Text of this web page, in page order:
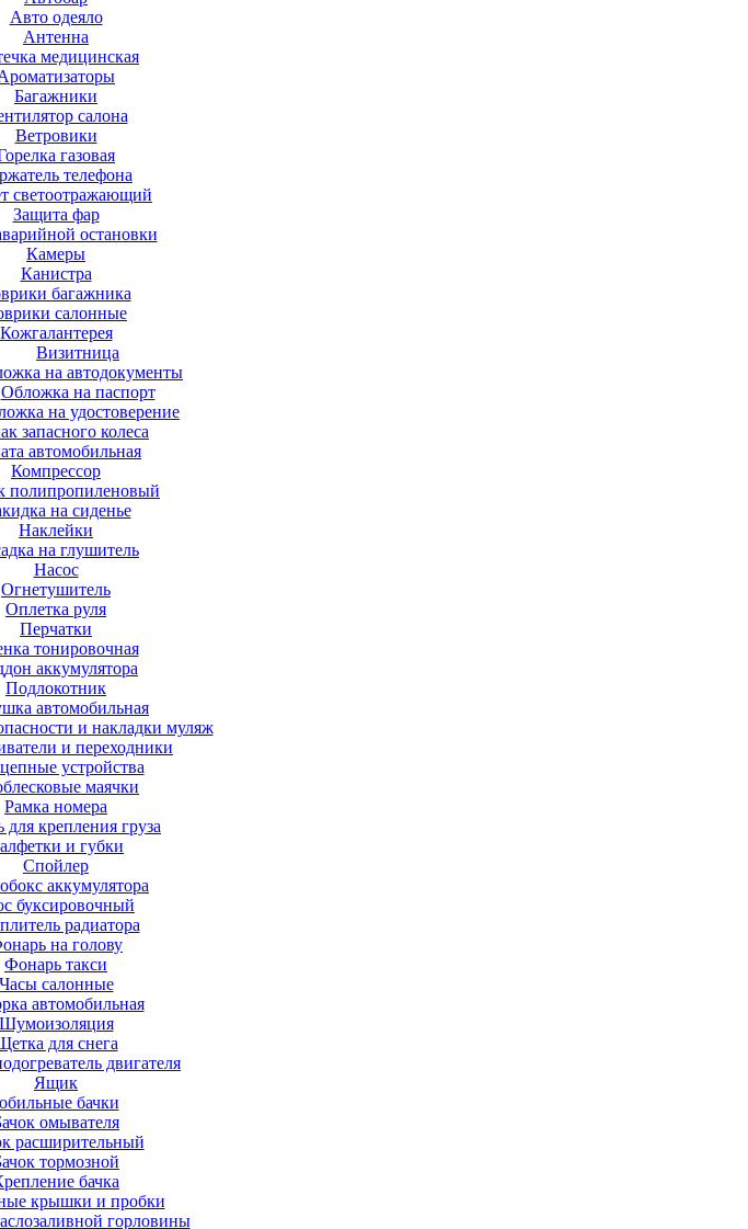
Авто одеяло
Антенна
медицинская
Багажники
салона
Ветровики
газовая
телефона
светоотражающий
Защита фар
остановки
Камеры
Канистра
багажника
салонные
Кожгалантерея
Визитница
на автодокументы
Обложка на паспорт
на удостоверение
запасного колеса
автомобильная
Компрессор
полипропиленовый
на сиденье
Наклейки
на глушитель
Насос
Огнетушитель
Оплетка руля
Перчатки
тонировочная
аккумулятора
Подлокотник
автомобильная
и накладки муляж
и переходники
устройства
маячки
Рамка номера
для крепления груза
и губки
Спойлер
аккумулятора
буксировочный
радиатора
на голову
Фонарь такси
Часы салонные
автомобильная
Шумоизоляция
для снега
двигателя
Ящик
бачки
омывателя
расширительный
тормозной
бачка
крышки и пробки
горловины